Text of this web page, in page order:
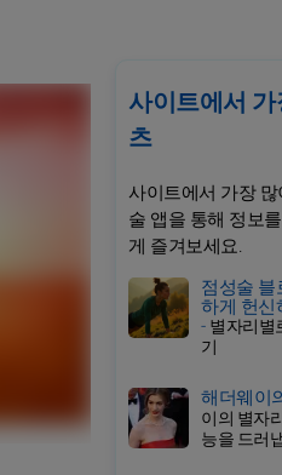
사이트에서
츠
사이트에서 가장
술 앱을 통해 정보
게 즐겨보세요.
점성술 블
하게 헌신
-별자리별
기
해더웨이
이의 별자
능을 드러